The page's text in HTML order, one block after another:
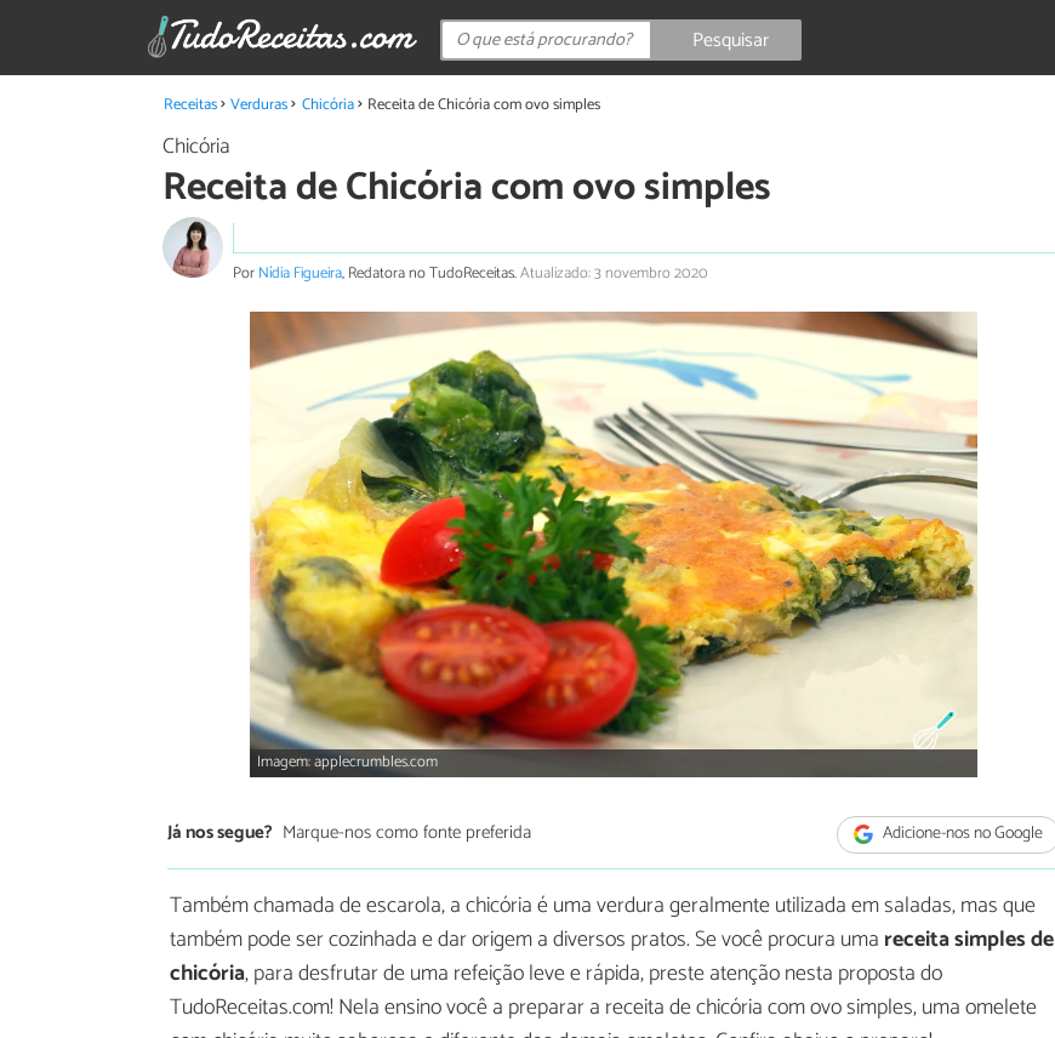
Pesquisar
Receitas Verduras Chicória Receita de Chicória com ovo simples
Chicória
Receita de Chicória com ovo simples
PorNídia Figueira, Redatora no TudoReceitas.Atualizado: 3 novembro 2020
Imagem: applecrumbles.com
Já nos segue? Marque-nos como fonte preferida Adicione-nos no Google
Também chamada de escarola, a chicória é uma verdura geralmente utilizada em saladas, mas que
também pode ser cozinhada e dar origem a diversos pratos. Se você procura uma receita simples de
chicória, para desfrutar de uma refeição leve e rápida, preste atenção nesta proposta do
TudoReceitas.com! Nela ensino você a preparar a receita de chicória com ovo simples, uma omelete